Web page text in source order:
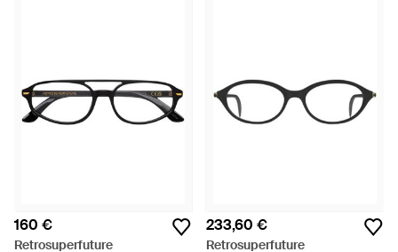
160 €
Retrosuperfuture
233,60 €
Retrosuperfuture